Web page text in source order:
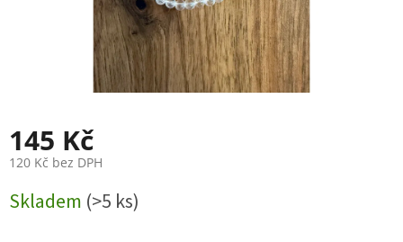
145 Kč
120 Kč bez DPH
cena:
Skladem (>5 ks)